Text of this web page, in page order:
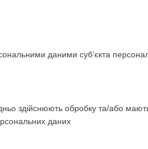
даними суб’єкта
здійснюють обробку та/або
даних